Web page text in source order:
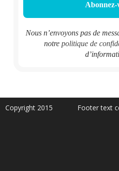
Nous n’envoyons pas de
notre politique de
Copyright 2015 Footer text